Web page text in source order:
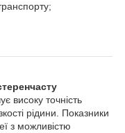
високу точність
рідини. Показники
з можливістю